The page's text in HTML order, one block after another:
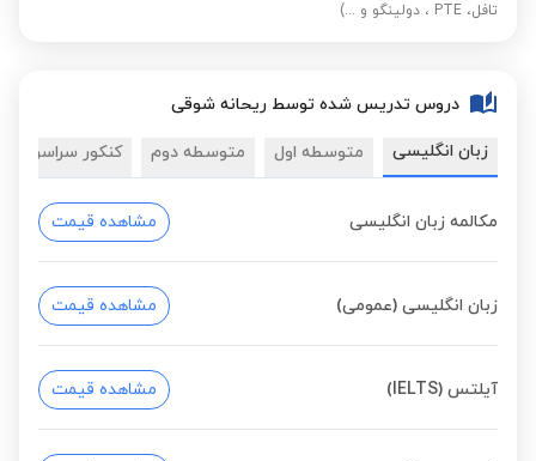
تافل، PTE ، دولینگو و ...)
دروس تدریس شده توسط ریحانه شوقی
زبان انگلیسی متوسطه اول متوسطه دوم کنکور سراسری
مکالمه زبان انگلیسی مشاهده قیمت
زبان انگلیسی (عمومی) مشاهده قیمت
آیلتس (IELTS) مشاهده قیمت